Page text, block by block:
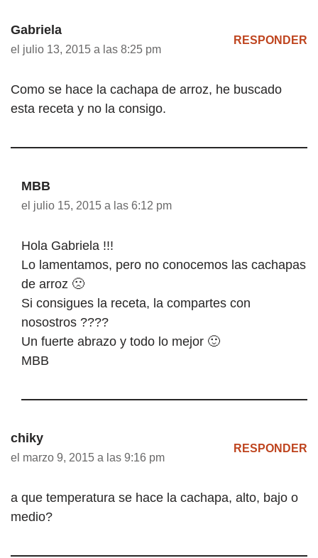
Gabriela
el julio 13, 2015 a las 8:25 pm
RESPONDER
Como se hace la cachapa de arroz, he buscado
esta receta y no la consigo.
MBB
el julio 15, 2015 a las 6:12 pm
Hola Gabriela !!!
Lo lamentamos, pero no conocemos las cachapas
de arroz 🙁
Si consigues la receta, la compartes con
nosostros ????
Un fuerte abrazo y todo lo mejor 🙂
MBB
chiky
el marzo 9, 2015 a las 9:16 pm
RESPONDER
a que temperatura se hace la cachapa, alto, bajo o
medio?